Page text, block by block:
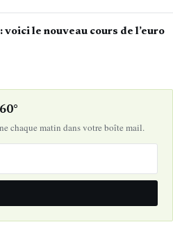
le nouveau cours de l’euro
chaque matin dans votre boîte mail.